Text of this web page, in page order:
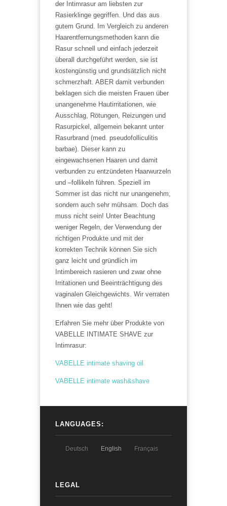
der Intimrasur am liebsten zur
Rasierklinge gegriffen. Und das aus
gutem Grund. Im Vergleich zu anderen
Haarentfernungsmethoden kann die
Rasur schnell und einfach jederzeit
überall durchgeführt werden, sie ist
kostengünstig und grundsätzlich nicht
schmerzhaft. ABER damit verbunden
beklagen sich die meisten Frauen über
unangenehme Hautirritationen, wie
Ausschlag, Rötungen, Reizungen und
Rasurpickel, allgemein bekannt unter
Rasurbrand (med. pseudofolliculitis
barbae). Dieser kann zu
eingewachsenen Haaren und damit
verbunden zu entzündeten Haarwurzeln
und –follikeln führen. Speziell im
Sommer ist das nicht nur unangenehm,
sondern auch sehr mühsam. Doch das
muss nicht sein! Unter Beachtung
weniger Regeln, der Verwendung der
richtigen Produkte und mit der
korrekten Technik können Sie sich
ganz leicht und gründlich im
Intimbereich rasieren und zwar ohne
Irritationen und Beeinträchtigung des
vaginalen Gleichgewichts. Wir verraten
Ihnen wie das geht!
Erfahren Sie mehr über Produkte von
VABELLE INTIMATE SHAVE zur
Intimrasur:
VABELLE intimate shaving oil
VABELLE intimate wash&shave
LANGUAGES:
Deutsch English Français
LEGAL